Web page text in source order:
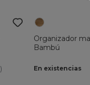
)
Organizador
Bambú
En existencias